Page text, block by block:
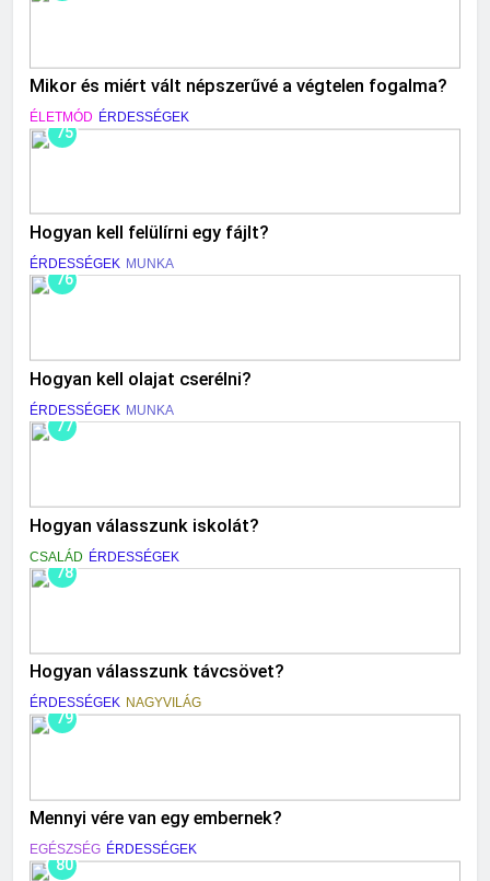
Mikor és miért vált népszerűvé a végtelen fogalma?
ÉLETMÓD ÉRDESSÉGEK
75
Hogyan kell felülírni egy fájlt?
ÉRDESSÉGEK MUNKA
76
Hogyan kell olajat cserélni?
ÉRDESSÉGEK MUNKA
77
Hogyan válasszunk iskolát?
CSALÁD ÉRDESSÉGEK
78
Hogyan válasszunk távcsövet?
ÉRDESSÉGEK NAGYVILÁG
79
Mennyi vére van egy embernek?
EGÉSZSÉG ÉRDESSÉGEK
80